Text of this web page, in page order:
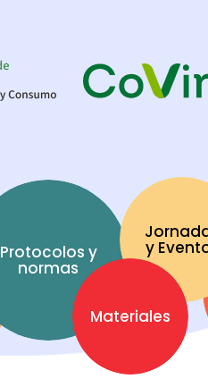
Protocolos y
normas
Materiales
y